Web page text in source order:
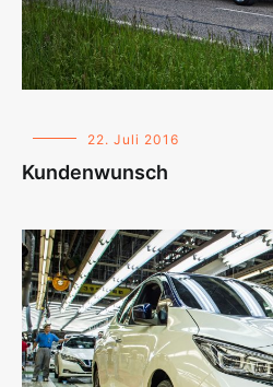
22. Juli 2016
Kundenwunsch